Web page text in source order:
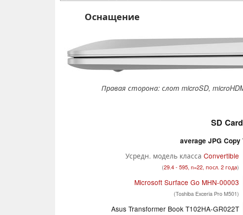
Оснащение
Правая сторона: слот microSD,
SD
average JPG
Усредн. модель класса Convertible
(29.4 - 595, n=22, посл. 2 года)
Microsoft Surface Go MHN-00003
(Toshiba Exceria Pro M501)
Asus Transformer Book T102HA-GR022T